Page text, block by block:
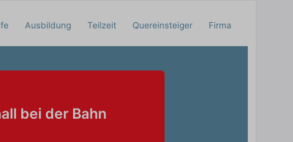
Ausbildung Teilzeit Quereinsteiger Firma
bei der Bahn